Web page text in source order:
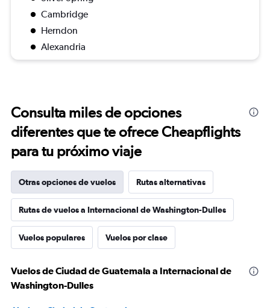
Cambridge
Herndon
Alexandria
Consulta miles de opciones
diferentes que te ofrece Cheapflights
para tu próximo viaje
Otras opciones de vuelos Rutas alternativas
Rutas de vuelos a Internacional de Washington-Dulles
Vuelos populares Vuelos por clase
Vuelos de Ciudad de Guatemala a Internacional de
Washington-Dulles